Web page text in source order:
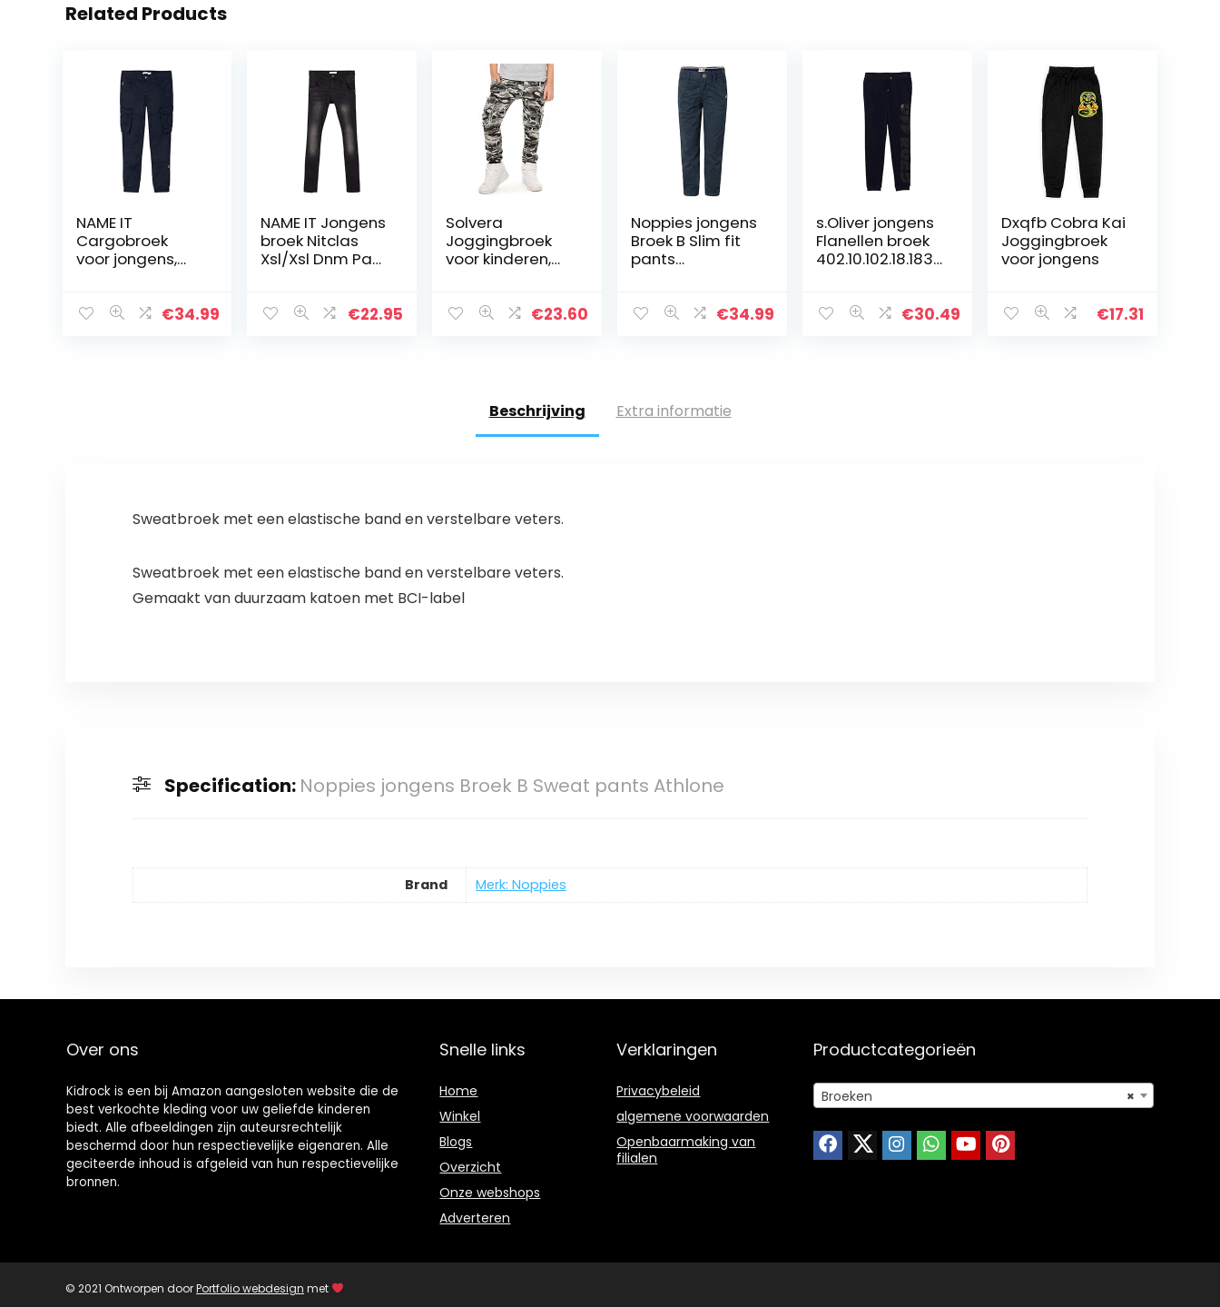
Related Products
NAME IT
Cargobroek
voor jongens,
€34.99
NAME IT Jongens
broek Nitclas
Xsl/Xsl Dnm Pant
€22.95
Solvera
Joggingbroek
voor kinderen,
camouflage-
€23.60
Noppies jongens
Broek B Slim fit
pants
€34.99
s.Oliver jongens
Flanellen broek
402.10.102.18.183.
€30.49
Dxqfb Cobra Kai
Joggingbroek
voor jongens
€17.31
Beschrijving Extra informatie
Sweatbroek met een elastische band en verstelbare veters.
Sweatbroek met een elastische band en verstelbare veters.
Gemaakt van duurzaam katoen met BCI-label
Specification: Noppies jongens Broek B Sweat pants Athlone
Brand Merk: Noppies
Over ons
Kidrock is een bij Amazon aangesloten website die de
best verkochte kleding voor uw geliefde kinderen
biedt. Alle afbeeldingen zijn auteursrechtelijk
beschermd door hun respectievelijke eigenaren. Alle
geciteerde inhoud is afgeleid van hun respectievelijke
bronnen.
Snelle links
Home
Winkel
Blogs
Overzicht
Onze webshops
Adverteren
Verklaringen
Privacybeleid
algemene voorwaarden
Openbaarmaking van
filialen
Productcategorieën
×
Broeken
© 2021 Ontworpen doorPortfolio webdesign met